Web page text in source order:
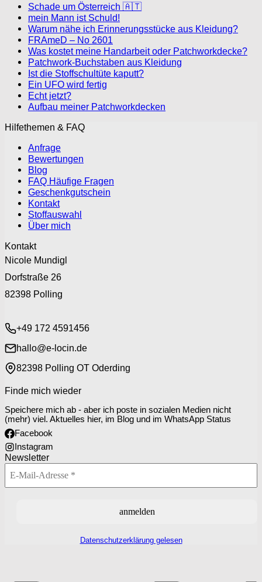
Schade um Österreich 🇦🇹
mein Mann ist Schuld!
Warum nähe ich Erinnerungsstücke aus Kleidung?
FRAmeD – No 2601
Was kostet meine Handarbeit oder Patchworkdecke?
Patchwork-Buchstaben aus Kleidung
Ist die Stoffschultüte kaputt?
Ein UFO wird fertig
Echt jetzt?
Aufbau meiner Patchworkdecken
Hilfethemen & FAQ
Anfrage
Bewertungen
Blog
FAQ Häufige Fragen
Geschenkgutschein
Kontakt
Stoffauswahl
Über mich
Kontakt
Nicole Mundigl
Dorfstraße 26
82398 Polling
+49 172 4591456
hallo@e-locin.de
82398 Polling OT Oderding
Finde mich wieder
Speichere mich ab - aber ich poste in sozialen Medien nicht
(mehr) viel. Aktuelles hier, im Blog und im WhatsApp Status
Facebook
Instagram
Newsletter
Datenschutzerklärung gelesen